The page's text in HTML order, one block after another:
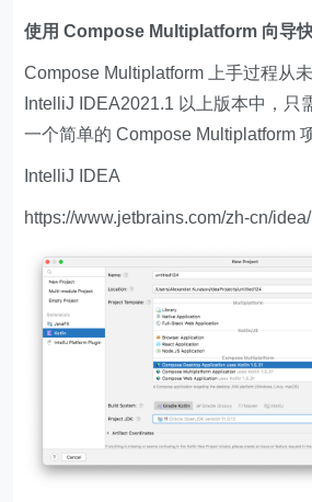
使用 Compose Multiplatform 向导
Compose Multiplatform 上手过程从
IntelliJ IDEA2021.1 以上版本中，只
一个简单的 Compose Multiplatform
IntelliJ IDEA
https://www.jetbrains.com/zh-cn/idea/